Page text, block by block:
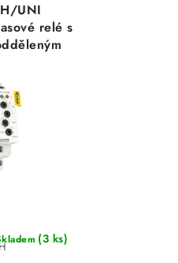
UNI
relé s
(3 ks)